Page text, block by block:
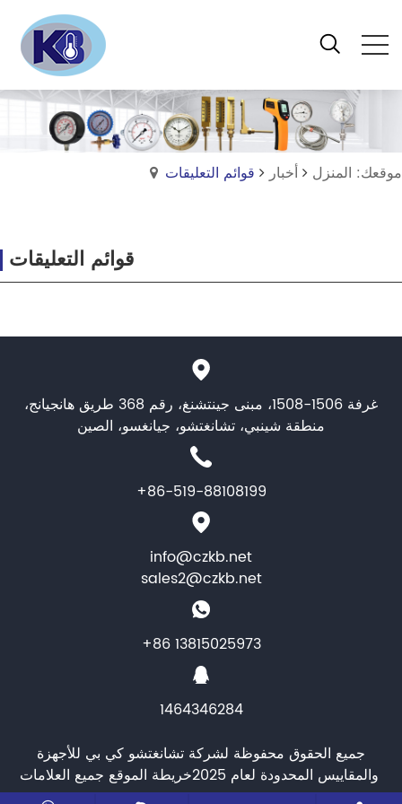
موقعك: المنزل أخبار قوائم التعليقات
قوائم التعليقات
غرفة 1506-1508، مبنى جينتشنغ، رقم 368 طريق هانجيانج،
منطقة شينبي، تشانغتشو، جيانغسو، الصين
+86-519-88108199
info@czkb.net
sales2@czkb.net
+86 13815025973
1464346284
جميع الحقوق محفوظة لشركة تشانغتشو كي بي للأجهزة
والمقاييس المحدودة لعام 2025
خريطة الموقع جميع العلامات